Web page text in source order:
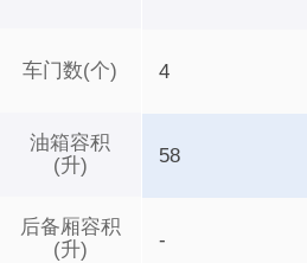
车门数(个)
油箱容积
(升)
后备厢容积
(升)
4
58
-